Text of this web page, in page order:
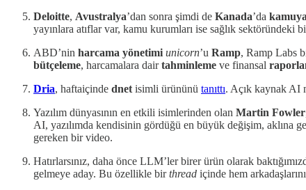
Deloitte, Avustralya’dan sonra şimdi de Kanada’da
yayınlara atıflar var, kamu kurumları ise sağlık
ABD’nin harcama yönetimi unicorn’u Ramp, Ramp Labs
bütçeleme, harcamalara dairtahminleme ve finansal
Dria, haftaiçinde dnet isimli ürününü tanıttı. Açık kaynak AI
Yazılım dünyasının en etkili isimlerinden olan Martin Fowler
AI, yazılımda kendisinin gördüğü en büyük değişim, aklına
gereken bir video.
Hatırlarsınız, daha önce LLM’ler birer ürün olarak
gelmeye aday. Bu özellikle birthread içinde hem